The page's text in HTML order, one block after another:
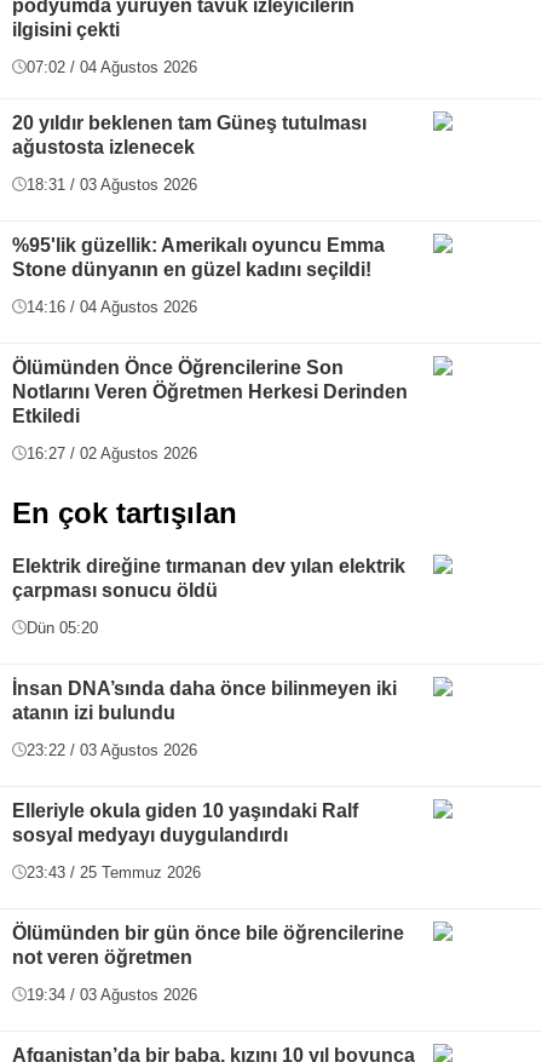
podyumda yürüyen tavuk izleyicilerin
ilgisini çekti
07:02 / 04 Ağustos 2026
20 yıldır beklenen tam Güneş tutulması
ağustosta izlenecek
18:31 / 03 Ağustos 2026
%95'lik güzellik: Amerikalı oyuncu Emma
Stone dünyanın en güzel kadını seçildi!
14:16 / 04 Ağustos 2026
Ölümünden Önce Öğrencilerine Son
Notlarını Veren Öğretmen Herkesi Derinden
Etkiledi
16:27 / 02 Ağustos 2026
En çok tartışılan
Elektrik direğine tırmanan dev yılan elektrik
çarpması sonucu öldü
Dün 05:20
İnsan DNA’sında daha önce bilinmeyen iki
atanın izi bulundu
23:22 / 03 Ağustos 2026
Elleriyle okula giden 10 yaşındaki Ralf
sosyal medyayı duygulandırdı
23:43 / 25 Temmuz 2026
Ölümünden bir gün önce bile öğrencilerine
not veren öğretmen
19:34 / 03 Ağustos 2026
Afganistan’da bir baba, kızını 10 yıl boyunca